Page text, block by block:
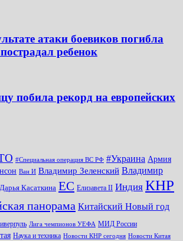
атаки боевиков погибла
ребенок
побила рекорд на европейских
#Специальная операция ВС РФ #Украина Армия
Ван И Владимир Зеленский Владимир
Дарья Касаткина ЕС Елизавета II Индия КНР
панорама Китайский Новый год
Лига чемпионов УЕФА МИД России
Наука и техника Новости КНР сегодня Новости Китая